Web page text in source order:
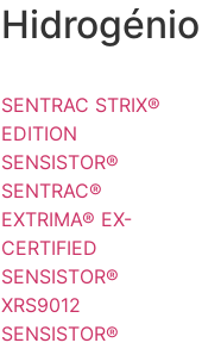
Hidrogénio
SENTRAC STRIX®
EDITION
SENSISTOR®
SENTRAC®
EXTRIMA® EX-
CERTIFIED
SENSISTOR®
XRS9012
SENSISTOR®